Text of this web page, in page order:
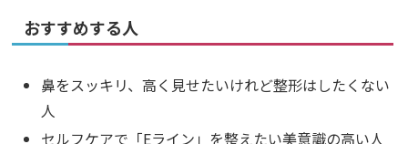
おすすめする人
鼻をスッキリ、高く見せたいけれど整形はしたくない
人
セルフケアで「Eライン」を整えたい美意識の高い人